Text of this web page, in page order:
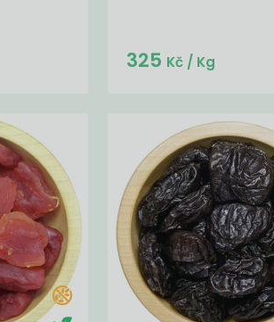
Do košíku:
325 Kč / Kg